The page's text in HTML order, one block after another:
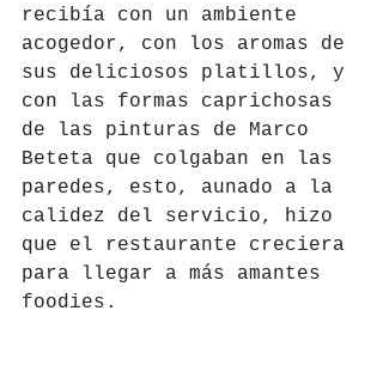
recibía con un ambiente
acogedor, con los aromas de
sus deliciosos platillos, y
con las formas caprichosas
de las pinturas de Marco
Beteta que colgaban en las
paredes, esto, aunado a la
calidez del servicio, hizo
que el restaurante creciera
para llegar a más amantes
foodies.